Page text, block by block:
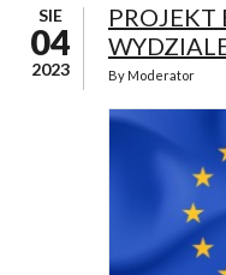
SIE
04
2023
PROJEKT
By Moderator